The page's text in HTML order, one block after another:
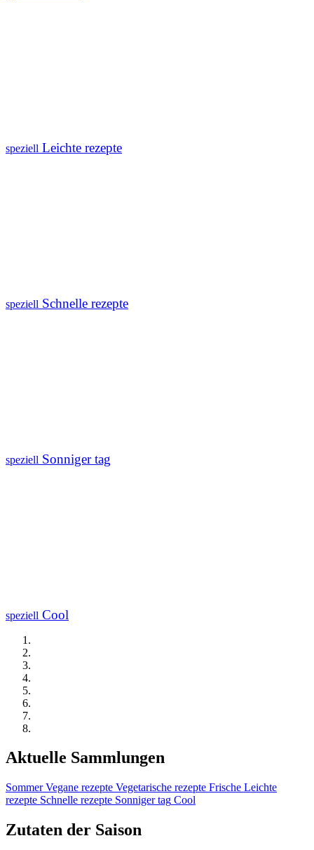
speziell Leichte rezepte
speziell Schnelle rezepte
speziell Sonniger tag
speziell Cool
Aktuelle Sammlungen
Sommer Vegane rezepte Vegetarische rezepte Frische Leichte
rezepte Schnelle rezepte Sonniger tag Cool
Zutaten der Saison